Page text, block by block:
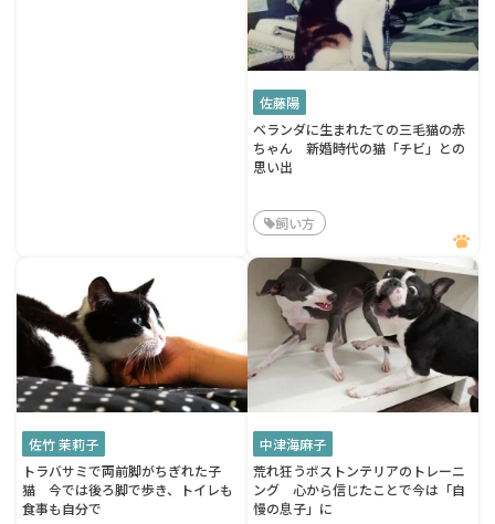
佐藤陽
ベランダに生まれたての三毛猫の赤
ちゃん 新婚時代の猫「チビ」との
思い出
飼い方
佐竹 茉莉子
トラバサミで両前脚がちぎれた子
猫 今では後ろ脚で歩き、トイレも
食事も自分で
中津海麻子
荒れ狂うボストンテリアのトレーニ
ング 心から信じたことで今は「自
慢の息子」に